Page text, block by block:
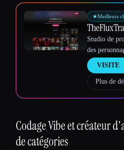
Esc
★Meilleurs
Studio de
des
des vidéos
VISITE
Plus de
Codage Vibe et créateur
de catégories